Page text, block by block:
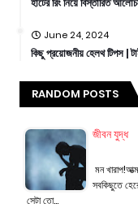
June 24, 2024
কিছু প্রয়োজনীয় হেলথ টিপস |
RANDOM POSTS
জীবন যুদ্ধ
মন
সবকিছুতে
সেটা তো…